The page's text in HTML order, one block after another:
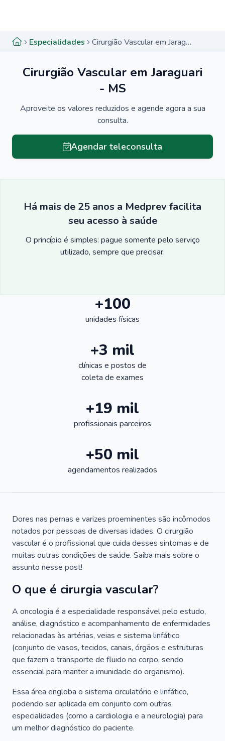
Especialidades Cirurgião Vascular em Jaraguari - MS
Cirurgião Vascular em Jaraguari
- MS
Aproveite os valores reduzidos e agende agora a sua
consulta.
Agendar teleconsulta
Há mais de 25 anos a Medprev facilita
seu acesso à saúde
O princípio é simples: pague somente pelo serviço
utilizado, sempre que precisar.
+100
unidades físicas
+3 mil
clínicas e postos de
coleta de exames
+19 mil
profissionais parceiros
+50 mil
agendamentos realizados
Dores nas pernas e varizes proeminentes são incômodos
notados por pessoas de diversas idades. O cirurgião
vascular é o profissional que cuida desses sintomas e de
muitas outras condições de saúde. Saiba mais sobre o
assunto nesse post!
O que é cirurgia vascular?
A oncologia é a especialidade responsável pelo estudo,
análise, diagnóstico e acompanhamento de enfermidades
relacionadas às artérias, veias e sistema linfático
(conjunto de vasos, tecidos, canais, órgãos e estruturas
que fazem o transporte de fluido no corpo, sendo
essencial para manter a imunidade do organismo).
Essa área engloba o sistema circulatório e linfático,
podendo ser aplicada em conjunto com outras
especialidades (como a cardiologia e a neurologia) para
um melhor diagnóstico do paciente.